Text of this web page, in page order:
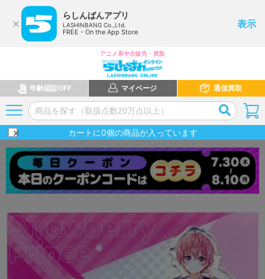
らしんばんアプリ
LASHINBANG Co.,Ltd.
FREE - On the App Store
表示
アニメ系中古販売・買取
年齢認証OFF マイページ 通信買取
カートに0個の商品が入っています